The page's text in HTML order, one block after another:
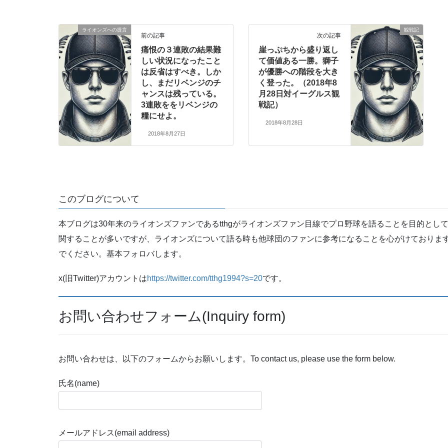
ライオンズへの提言
前の記事
痛恨の３連敗の結果難
しい状況になったこと
は反省はすべき。しか
し、まだリベンジのチ
ャンスは残っている。
3連敗ををリベンジの
糧にせよ。
2018年8月27日
観戦記
次の記事
崖っぷちから盛り返し
て価値ある一勝。獅子
が優勝への階段を大き
く登った。（2018年8
月28日対イーグルス観
戦記）
2018年8月28日
このブログについて
本ブログは30年来のライオンズファンであるtthgがライオンズファン目線でプロ野球を語ることを目的とし
関することが多いですが、ライオンズについて語る時も他球団のファンに参考になることを心がけておりま
でください。基本フォロバします。
x(旧Twitter)アカウントはhttps://twitter.com/tthg1994?s=20です。
お問い合わせフォーム(Inquiry form)
お問い合わせは、以下のフォームからお願いします。To contact us, please use the form below.
氏名(name)
メールアドレス(email address)